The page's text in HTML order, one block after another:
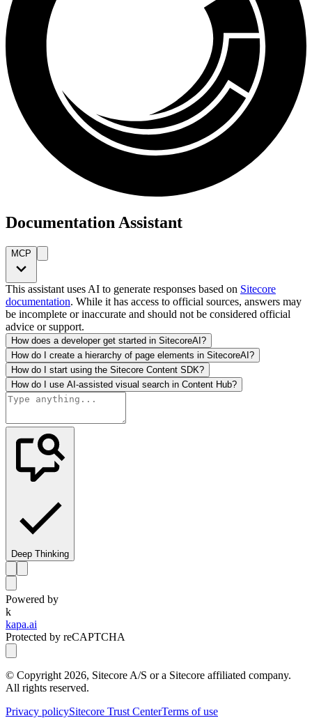
Documentation Assistant
MCP
This assistant uses AI to generate responses based on Sitecore
documentation. While it has access to official sources, answers may
be incomplete or inaccurate and should not be considered official
advice or support.
How does a developer get started in SitecoreAI?
How do I create a hierarchy of page elements in SitecoreAI?
How do I start using the Sitecore Content SDK?
How do I use AI-assisted visual search in Content Hub?
Deep Thinking
Powered by
k
kapa.ai
Protected by reCAPTCHA
© Copyright 2026, Sitecore A/S or a Sitecore affiliated company.
All rights reserved.
Privacy policySitecore Trust CenterTerms of use